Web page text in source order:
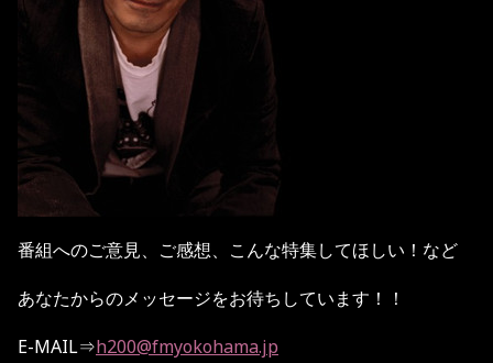
番組へのご意見、ご感想、こんな特集してほしい！など
あなたからのメッセージをお待ちしています！！
E-MAIL⇒h200@fmyokohama.jp